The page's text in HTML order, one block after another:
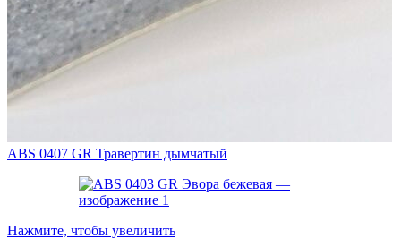
ABS 0407 GR Травертин дымчатый
Нажмите, чтобы увеличить